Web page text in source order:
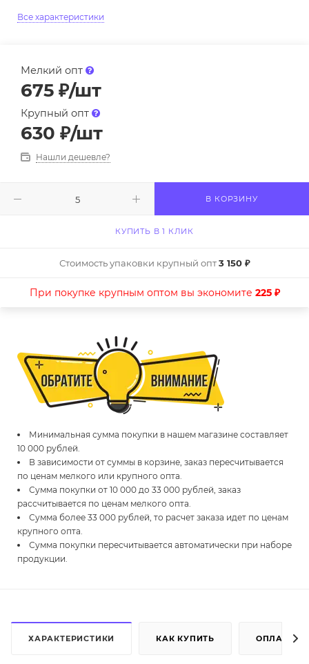
Все характеристики
Мелкий опт
675 ₽/шт
Крупный опт
630 ₽/шт
Нашли дешевле?
В КОРЗИНУ
КУПИТЬ В 1 КЛИК
Стоимость упаковки крупный опт3 150 ₽
При покупке крупным оптом вы экономите 225 ₽
Минимальная сумма покупки в нашем магазине составляет
10 000 рублей.
В зависимости от суммы в корзине, заказ пересчитывается
по ценам мелкого или крупного опта.
Сумма покупки от 10 000 до 33 000 рублей, заказ
рассчитывается по ценам мелкого опта.
Сумма более 33 000 рублей, то расчет заказа идет по ценам
крупного опта.
Сумма покупки пересчитывается автоматически при наборе
продукции.
ХАРАКТЕРИСТИКИ КАК КУПИТЬ ОПЛАТА